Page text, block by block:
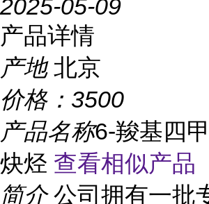
2025-05-09
产品详情
产地 北京
价格： 3500
产品名称6-羧基四
炔烃 查看相似产品
简介 公司拥有一批